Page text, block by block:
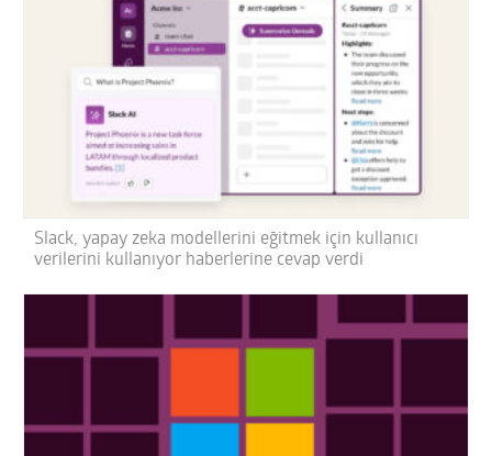
Slack, yapay zeka modellerini eğitmek için kullanıcı
verilerini kullanıyor haberlerine cevap verdi